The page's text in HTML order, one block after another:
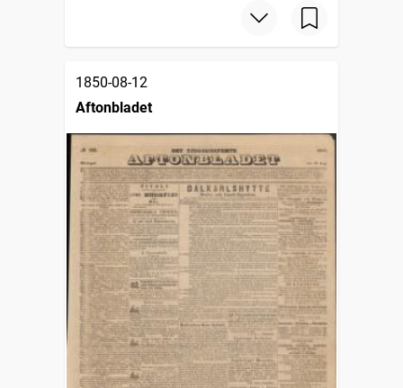
1850-08-12
Aftonbladet